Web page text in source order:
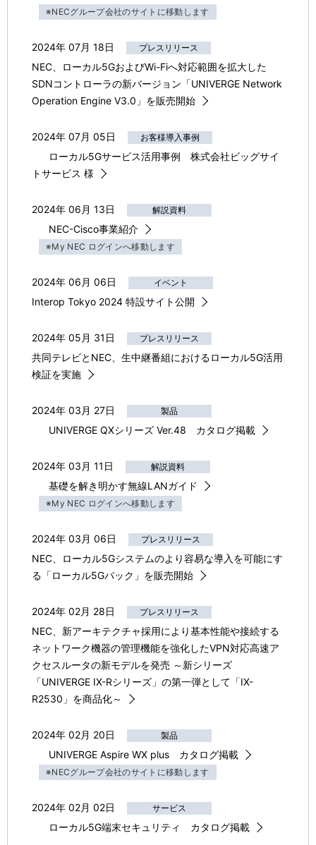
※NECグループ会社のサイトに移動します
2024年 07月 18日 プレスリリース
NEC、ローカル5GおよびWi-Fiへ対応範囲を拡大した
SDNコントローラの新バージョン「UNIVERGE Network
Operation Engine V3.0」を販売開始
2024年 07月 05日 お客様導入事例
ローカル5Gサービス活用事例 株式会社ビッグサイ
トサービス 様
2024年 06月 13日 解説資料
NEC-Cisco事業紹介
※My NEC ログインへ移動します
2024年 06月 06日 イベント
Interop Tokyo 2024 特設サイト公開
2024年 05月 31日 プレスリリース
共同テレビとNEC、生中継番組におけるローカル5G活用
検証を実施
2024年 03月 27日 製品
UNIVERGE QXシリーズ Ver.48 カタログ掲載
2024年 03月 11日 解説資料
基礎を解き明かす無線LANガイド
※My NEC ログインへ移動します
2024年 03月 06日 プレスリリース
NEC、ローカル5Gシステムのより容易な導入を可能にす
る「ローカル5Gパック」を販売開始
2024年 02月 28日 プレスリリース
NEC、新アーキテクチャ採用により基本性能や接続する
ネットワーク機器の管理機能を強化したVPN対応高速ア
クセスルータの新モデルを発売 ～新シリーズ
「UNIVERGE IX-Rシリーズ」の第一弾として「IX-
R2530」を商品化～
2024年 02月 20日 製品
UNIVERGE Aspire WX plus カタログ掲載
※NECグループ会社のサイトに移動します
2024年 02月 02日 サービス
ローカル5G端末セキュリティ カタログ掲載